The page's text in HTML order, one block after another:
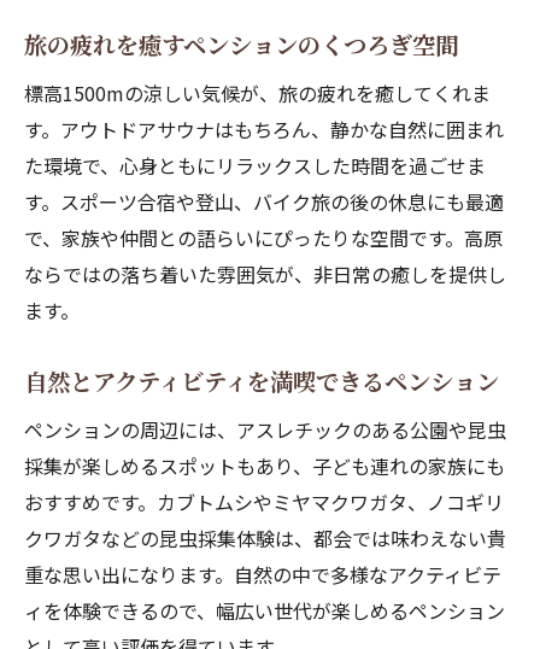
旅の疲れを癒すペンションのくつろぎ空間
標高1500mの涼しい気候が、旅の疲れを癒してくれま
す。アウトドアサウナはもちろん、静かな自然に囲まれ
た環境で、心身ともにリラックスした時間を過ごせま
す。スポーツ合宿や登山、バイク旅の後の休息にも最適
で、家族や仲間との語らいにぴったりな空間です。高原
ならではの落ち着いた雰囲気が、非日常の癒しを提供し
ます。
自然とアクティビティを満喫できるペンション
ペンションの周辺には、アスレチックのある公園や昆虫
採集が楽しめるスポットもあり、子ども連れの家族にも
おすすめです。カブトムシやミヤマクワガタ、ノコギリ
クワガタなどの昆虫採集体験は、都会では味わえない貴
重な思い出になります。自然の中で多様なアクティビテ
ィを体験できるので、幅広い世代が楽しめるペンション